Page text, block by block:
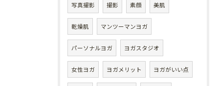
写真撮影 撮影 素顔 美肌
乾燥肌 マンツーマンヨガ
パーソナルヨガ ヨガスタジオ
女性ヨガ ヨガメリット ヨガがいい点